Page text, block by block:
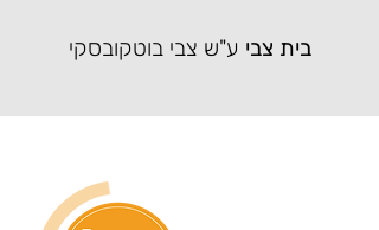
בית צבי ע"ש צבי בוטקובסקי